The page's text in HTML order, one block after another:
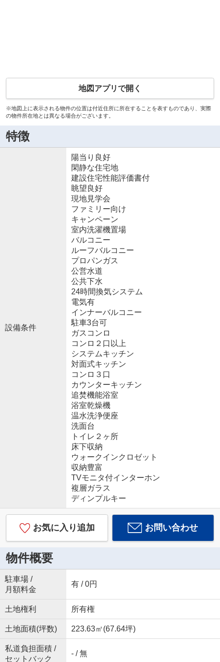
地図アプリで開く
※地図上に表示される物件の位置は付近住所に所在することを表すものであり、実際
の物件所在地とは異なる場合がございます。
特徴
設備条件
陽当り良好
閑静な住宅地
建設住宅性能評価書付
眺望良好
現地見学会
ファミリー向け
キャンペーン
室内洗濯機置場
バルコニー
ルーフバルコニー
プロパンガス
公営水道
公共下水
24時間換気システム
電気有
インナーバルコニー
駐車3台可
ガスコンロ
コンロ２口以上
システムキッチン
対面式キッチン
コンロ３口
カウンターキッチン
追焚機能浴室
浴室乾燥機
温水洗浄便座
洗面台
トイレ２ヶ所
床下収納
ウォークインクロゼット
収納豊富
TVモニタ付インターホン
複層ガラス
ディンプルキー
お気に入り追加 お問い合わせ
物件概要
駐車場 /
月額料金
有 / 0円
土地権利 所有権
土地面積(坪数) 223.63㎡(67.64坪)
私道負担面積 /
セットバック
- / 無